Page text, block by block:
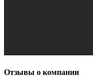
Отзывы о компании